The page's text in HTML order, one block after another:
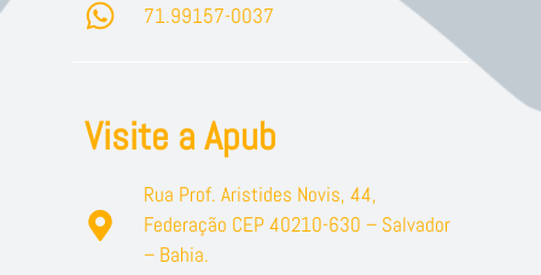
71.99157-0037
Visite a Apub
Rua Prof. Aristides Novis, 44,
Federação CEP 40210-630 – Salvador
– Bahia.